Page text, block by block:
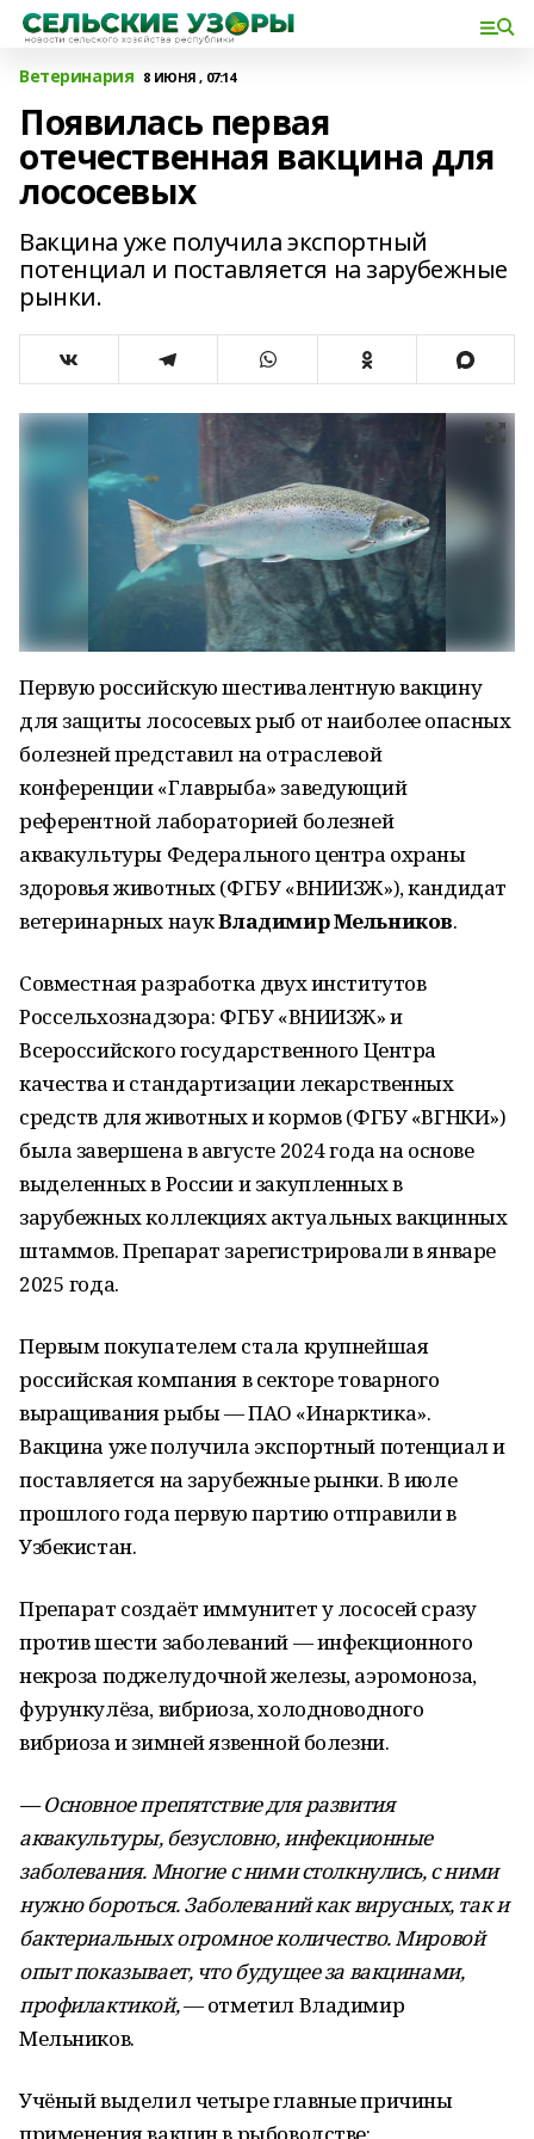
Ветеринария 8 ИЮНЯ , 07:14
Появилась первая
отечественная вакцина для
лососевых
Вакцина уже получила экспортный
потенциал и поставляется на зарубежные
рынки.
Первую российскую шестивалентную вакцину
для защиты лососевых рыб от наиболее опасных
болезней представил на отраслевой
конференции «Главрыба» заведующий
референтной лабораторией болезней
аквакультуры Федерального центра охраны
здоровья животных (ФГБУ «ВНИИЗЖ»), кандидат
ветеринарных наукВладимир Мельников.
Совместная разработка двух институтов
Россельхознадзора: ФГБУ «ВНИИЗЖ» и
Всероссийского государственного Центра
качества и стандартизации лекарственных
средств для животных и кормов (ФГБУ «ВГНКИ»)
была завершена в августе 2024 года на основе
выделенных в России и закупленных в
зарубежных коллекциях актуальных вакцинных
штаммов. Препарат зарегистрировали в январе
2025 года.
Первым покупателем стала крупнейшая
российская компания в секторе товарного
выращивания рыбы — ПАО «Инарктика».
Вакцина уже получила экспортный потенциал и
поставляется на зарубежные рынки. В июле
прошлого года первую партию отправили в
Узбекистан.
Препарат создаёт иммунитет у лососей сразу
против шести заболеваний — инфекционного
некроза поджелудочной железы, аэромоноза,
фурункулёза, вибриоза, холодноводного
вибриоза и зимней язвенной болезни.
— Основное препятствие для развития
аквакультуры, безусловно, инфекционные
заболевания. Многие с ними столкнулись, с ними
нужно бороться. Заболеваний как вирусных, так и
бактериальных огромное количество. Мировой
опыт показывает, что будущее за вакцинами,
профилактикой,— отметил Владимир
Мельников.
Учёный выделил четыре главные причины